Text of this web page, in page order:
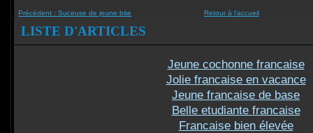
Précédent :Suceuse de jeune bite Retour à l'accueil
LISTE D'ARTICLES
Jeune cochonne francaise
Jolie francaise en vacance
Jeune francaise de base
Belle etudiante francaise
Francaise bien élevée